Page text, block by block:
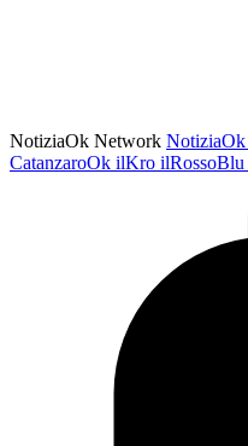
NotiziaOk Network NotiziaOk
CatanzaroOk ilKro ilRossoBlu